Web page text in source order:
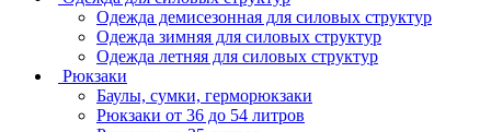
Одежда демисезонная для силовых структур
Одежда зимняя для силовых структур
Одежда летняя для силовых структур
Рюкзаки
Баулы, сумки, герморюкзаки
Рюкзаки от 36 до 54 литров